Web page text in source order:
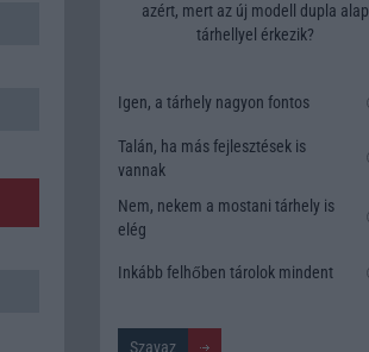
azért, mert az új modell dupla alap
tárhellyel érkezik?
Igen, a tárhely nagyon fontos
Talán, ha más fejlesztések is
vannak
Nem, nekem a mostani tárhely is
elég
Inkább felhőben tárolok mindent